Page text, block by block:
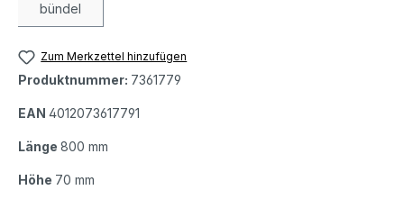
bündel
Zum Merkzettel hinzufügen
Produktnummer: 7361779
EAN 4012073617791
Länge 800 mm
Höhe 70 mm